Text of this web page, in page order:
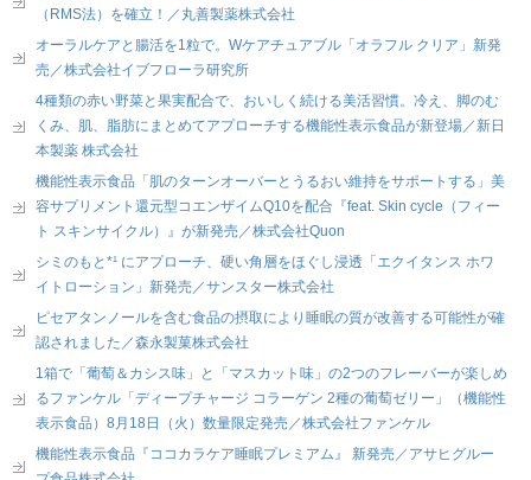
（RMS法）を確立！／丸善製薬株式会社
オーラルケアと腸活を1粒で。Wケアチュアブル「オラフル クリア」新発
売／株式会社イブフローラ研究所
4種類の赤い野菜と果実配合で、おいしく続ける美活習慣。冷え、脚のむ
くみ、肌、脂肪にまとめてアプローチする機能性表示食品が新登場／新日
本製薬 株式会社
機能性表示食品「肌のターンオーバーとうるおい維持をサポートする」美
容サプリメント還元型コエンザイムQ10を配合『feat. Skin cycle（フィー
ト スキンサイクル）』が新発売／株式会社Quon
シミのもと*¹ にアプローチ、硬い角層をほぐし浸透「エクイタンス ホワ
イトローション」新発売／サンスター株式会社
ピセアタンノールを含む食品の摂取により睡眠の質が改善する可能性が確
認されました／森永製菓株式会社
1箱で「葡萄＆カシス味」と「マスカット味」の2つのフレーバーが楽しめ
るファンケル「ディープチャージ コラーゲン 2種の葡萄ゼリー」（機能性
表示食品）8月18日（火）数量限定発売／株式会社ファンケル
機能性表示食品『ココカラケア睡眠プレミアム』 新発売／アサヒグルー